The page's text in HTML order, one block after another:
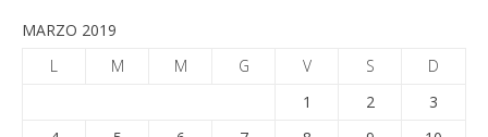
MARZO 2019
L
M M G V S
D
1
2
3